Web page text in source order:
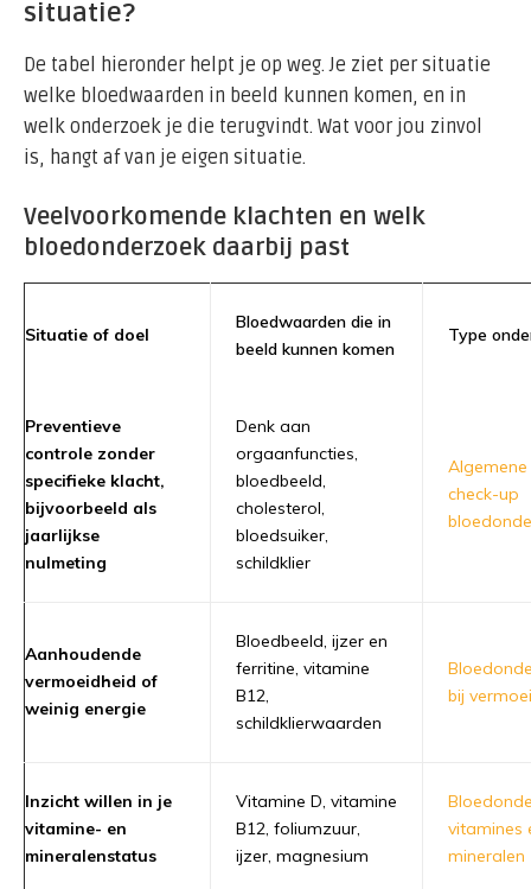
situatie?
De tabel hieronder helpt je op weg. Je ziet per situatie
welke bloedwaarden in beeld kunnen komen, en in
welk onderzoek je die terugvindt. Wat voor jou zinvol
is, hangt af van je eigen situatie.
Veelvoorkomende klachten en welk
bloedonderzoek daarbij past
Situatie of doel
Bloedwaarden die in
beeld kunnen komen
Type
Preventieve
controle zonder
specifieke klacht,
bijvoorbeeld als
jaarlijkse
nulmeting
Denk aan
orgaanfuncties,
bloedbeeld,
cholesterol,
bloedsuiker,
schildklier
Algemene
check-up
Aanhoudende
vermoeidheid of
weinig energie
Bloedbeeld, ijzer en
ferritine, vitamine
B12,
schildklierwaarden
bij
Inzicht willen in je
vitamine- en
mineralenstatus
Vitamine D, vitamine
B12, foliumzuur,
ijzer, magnesium
vitamines
mineralen